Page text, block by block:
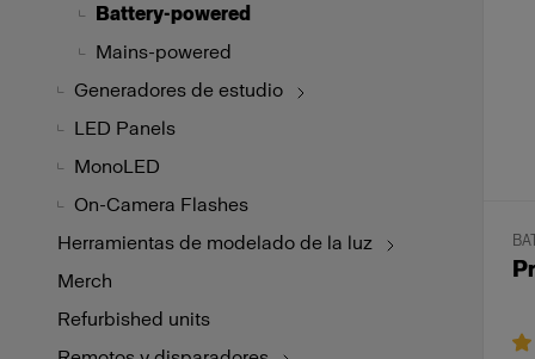
Battery-powered
Mains-powered
Generadores de estudio
LED Panels
MonoLED
On-Camera Flashes
Herramientas de modelado de la luz
Merch
Refurbished units